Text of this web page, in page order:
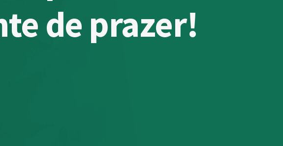
de prazer!